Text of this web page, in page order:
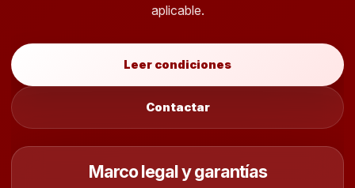
aplicable.
Leer condiciones
Contactar
Marco legal y garantías